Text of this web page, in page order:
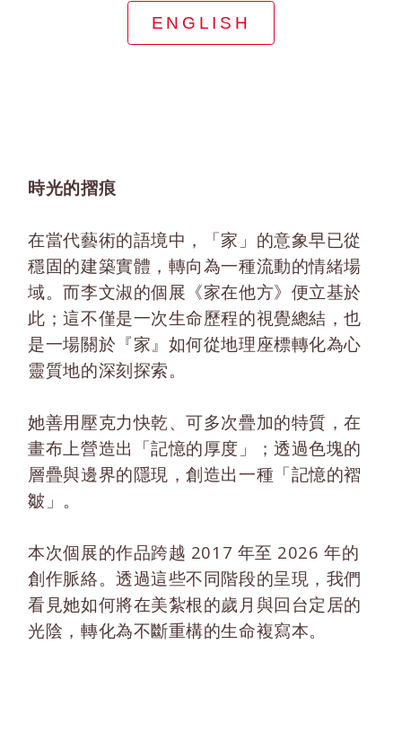
ENGLISH
時光的摺痕
在當代藝術的語境中，「家」的意象早已從
穩固的建築實體，轉向為一種流動的情緒場
域。而李文淑的個展《家在他方》便立基於
此；這不僅是一次生命歷程的視覺總結，也
是一場關於『家』如何從地理座標轉化為心
靈質地的深刻探索。
她善用壓克力快乾、可多次疊加的特質，在
畫布上營造出「記憶的厚度」；透過色塊的
層疊與邊界的隱現，創造出一種「記憶的褶
皺」。
本次個展的作品跨越 2017 年至 2026 年的
創作脈絡。透過這些不同階段的呈現，我們
看見她如何將在美紮根的歲月與回台定居的
光陰，轉化為不斷重構的生命複寫本。